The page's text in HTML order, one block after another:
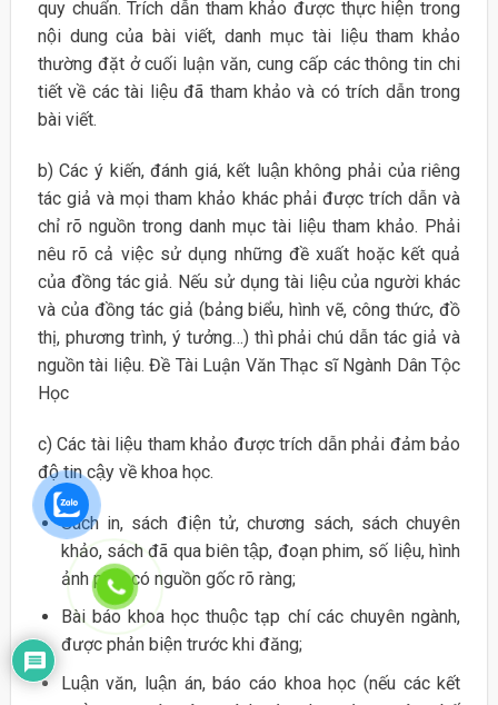
quy chuẩn. Trích dẫn tham khảo được thực hiện trong
nội dung của bài viết, danh mục tài liệu tham khảo
thường đặt ở cuối luận văn, cung cấp các thông tin chi
tiết về các tài liệu đã tham khảo và có trích dẫn trong
bài viết.
b) Các ý kiến, đánh giá, kết luận không phải của riêng
tác giả và mọi tham khảo khác phải được trích dẫn và
chỉ rõ nguồn trong danh mục tài liệu tham khảo. Phải
nêu rõ cả việc sử dụng những đề xuất hoặc kết quả
của đồng tác giả. Nếu sử dụng tài liệu của người khác
và của đồng tác giả (bảng biểu, hình vẽ, công thức, đồ
thị, phương trình, ý tưởng…) thì phải chú dẫn tác giả và
nguồn tài liệu. Đề Tài Luận Văn Thạc sĩ Ngành Dân Tộc
Học
c) Các tài liệu tham khảo được trích dẫn phải đảm bảo
độ tin cậy về khoa học.
Sách in, sách điện tử, chương sách, sách chuyên
khảo, sách đã qua biên tập, đoạn phim, số liệu, hình
ảnh phải có nguồn gốc rõ ràng;
Bài báo khoa học thuộc tạp chí các chuyên ngành,
được phản biện trước khi đăng;
Luận văn, luận án, báo cáo khoa học (nếu các kết